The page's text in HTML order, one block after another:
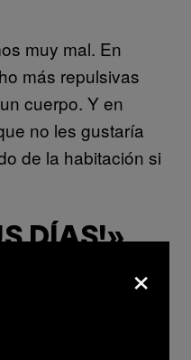
muy mal. En
más repulsivas
cuerpo. Y en
no les gustaría
de la habitación si
DÍAS!»
dicen las cosas
Claro,
de que
×